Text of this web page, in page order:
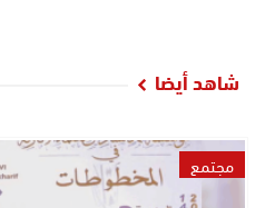
شاهد أيضا
مجتمع